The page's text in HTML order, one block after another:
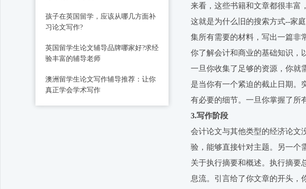
孩子在英国留学，应该从哪几方面补
习论文写作?
英国留学生论文辅导品牌哪家好?求经
验丰富的辅导老师
澳洲留学生论文写作辅导推荐：让你
真正学会学术写作
来看，这些书籍和文章都很丰富
这就是为什么旧的搜索方式--家
集所有需要的材料，写出一篇非
你了解会计和商业的基础知识，
一旦你收集了足够的资源，你就
是当你有一个紧迫的截止日期。
有必要的细节。一旦你掌握了所
3.写作阶段
会计论文与其他类型的经济论文
验，能够直接针对主题。另一个
关于执行摘要和概述。执行摘要
息流。引言给了你文章的开头，